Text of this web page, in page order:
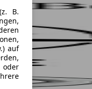
B.
auf
oder